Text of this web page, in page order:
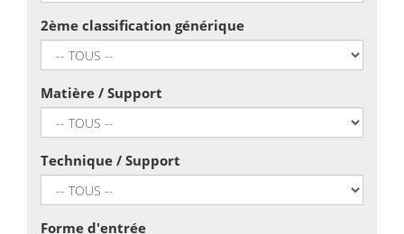
2ème classification générique
Matière / Support
Technique / Support
Forme d'entrée